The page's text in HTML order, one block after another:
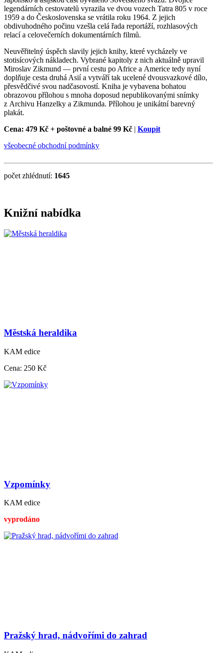
legendárních cestovatelů vyrazila ve dvou vozech Tatra 805 v roce
1959 a do Československa se vrátila roku 1964. Z jejich
obdivuhodného počinu vzešla celá řada reportáží, rozhlasových
relací a celovečerních dokumentárních filmů.
Neuvěřitelný úspěch slavily jejich knihy, které vycházely ve
stotisícových nákladech. Vybrané kapitoly z nich aktuálně upravil
Miroslav Zikmund — první cestu po Africe a Americe tedy nyní
doplňuje cesta druhá Asií a vytváří tak ucelené dvousvazkové dílo,
přesvědčivé svou nadčasovostí. Kniha je vybavena bohatou
obrazovou přílohou s mnoha doposud nepublikovanými snímky
z Archivu Hanzelky a Zikmunda. Přílohou je unikátní barevný
plakát.
Cena: 479 Kč + poštovné a balné 99 Kč | Koupit
všeobecné obchodní podmínky
počet zhlédnutí: 1645
Knižní nabídka
Městská heraldika
KAM edice
Cena: 250 Kč
Vzpomínky
KAM edice
vyprodáno
Pražský hrad, nádvořími do zahrad